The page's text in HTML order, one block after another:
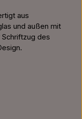
aus
und außen mit
des